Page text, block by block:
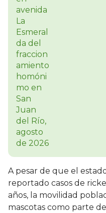
A pesar de que el
reportado casos de
años, la movilidad
mascotas como parte